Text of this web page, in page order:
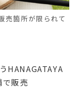
売箇所が限られて
HANAGATAYA
販売